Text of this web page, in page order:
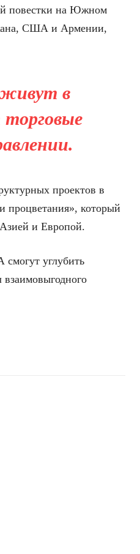
повестки на Южном
США и Армении,
в
проектов в
процветания», который
и Европой.
углубить
взаимовыгодного